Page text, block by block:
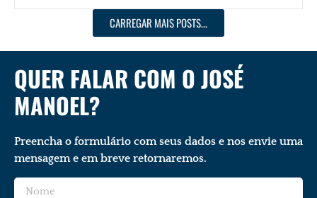
CARREGAR MAIS POSTS...
QUER FALAR COM O JOSÉ
MANOEL?
Preencha o formulário com seus dados e nos envie uma
mensagem e em breve retornaremos.